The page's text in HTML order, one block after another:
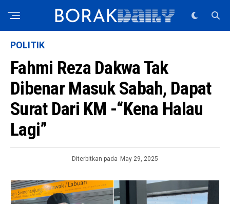
POLITIK
Fahmi Reza Dakwa Tak
Dibenar Masuk Sabah, Dapat
Surat Dari KM -“Kena Halau
Lagi”
Diterbitkan pada May 29, 2025